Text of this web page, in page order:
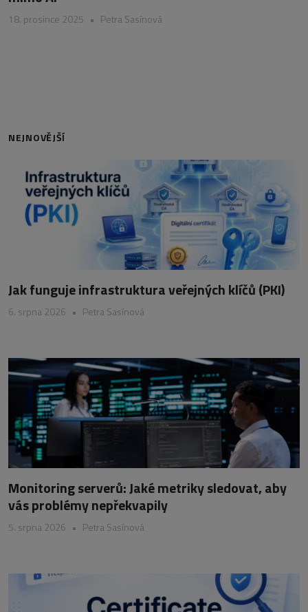
18. prosince 2025 • Petra Sasínová
NEJNOVĚJŠÍ
Jak funguje infrastruktura veřejných klíčů (PKI)
6. srpna 2026 • Petra Sasínová
Monitoring serverů: Jaké metriky sledovat, aby
vás problémy nepřekvapily
5. srpna 2026 • Petra Sasínová